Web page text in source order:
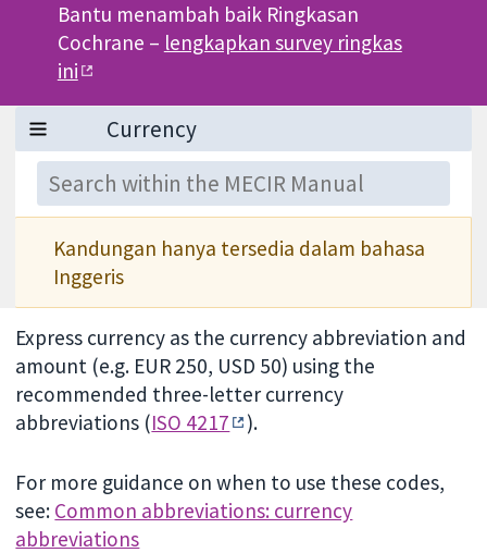
Bantu menambah baik Ringkasan
Cochrane – lengkapkan survey ringkas
ini
Kandungan hanya tersedia dalam bahasa
Inggeris
Express currency as the currency abbreviation and
amount (e.g. EUR 250, USD 50) using the
recommended three-letter currency
abbreviations (ISO 4217 ).
For more guidance on when to use these codes,
see: Common abbreviations: currency
abbreviations